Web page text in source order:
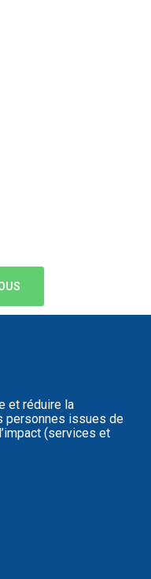
et réduire la
personnes issues de
(services et